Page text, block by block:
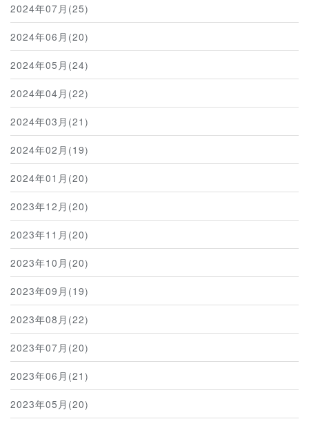
2024年07月(25)
2024年06月(20)
2024年05月(24)
2024年04月(22)
2024年03月(21)
2024年02月(19)
2024年01月(20)
2023年12月(20)
2023年11月(20)
2023年10月(20)
2023年09月(19)
2023年08月(22)
2023年07月(20)
2023年06月(21)
2023年05月(20)